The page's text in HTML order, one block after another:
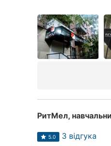
Миколаїв
Чернігів
Черкаси
РитМел,
5.0 3 відгука